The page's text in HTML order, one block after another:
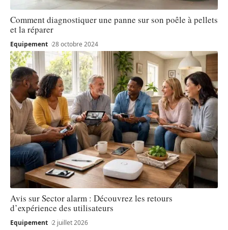
Comment diagnostiquer une panne sur son poêle à pellets
et la réparer
Equipement 28 octobre 2024
Avis sur Sector alarm : Découvrez les retours
d’expérience des utilisateurs
Equipement 2 juillet 2026